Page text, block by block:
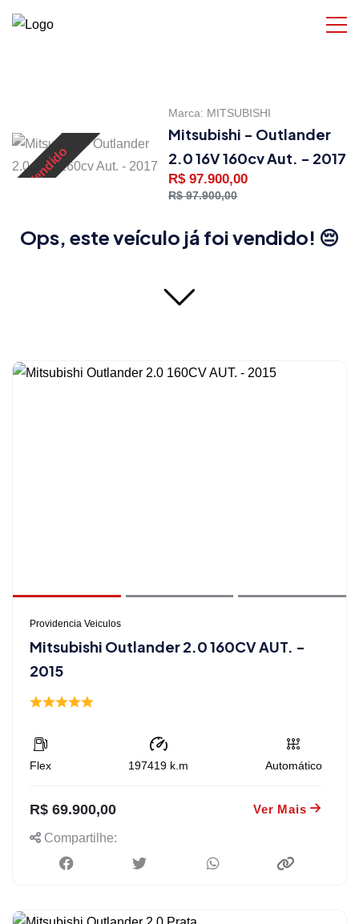
Vendido
Marca: MITSUBISHI
Mitsubishi - Outlander
2.0 16V 160cv Aut. - 2017
R$ 97.900,00
R$ 97.900,00
Ops, este veículo já foi vendido! 😔
Providencia Veiculos
Mitsubishi Outlander 2.0 160CV AUT. -
2015
Flex 197419 k.m Automático
R$ 69.900,00 Ver Mais
Compartilhe: